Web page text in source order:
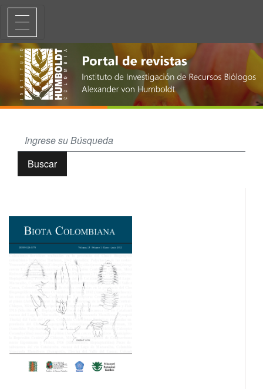
Orbiniidae Hartman, 1942 (Annelida: Polychaeta) de las costas de
Buscar